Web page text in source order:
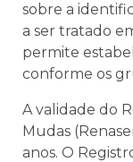
sobre a
a ser tratado
permite
conforme os
A validade do
Mudas
anos. O